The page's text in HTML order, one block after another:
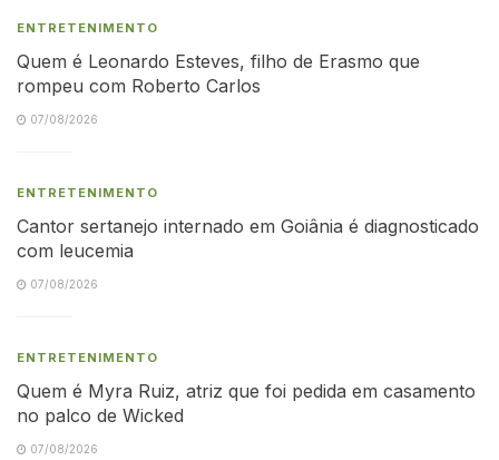
ENTRETENIMENTO
Quem é Leonardo Esteves, filho de Erasmo que
rompeu com Roberto Carlos
07/08/2026
ENTRETENIMENTO
Cantor sertanejo internado em Goiânia é diagnosticado
com leucemia
07/08/2026
ENTRETENIMENTO
Quem é Myra Ruiz, atriz que foi pedida em casamento
no palco de Wicked
07/08/2026